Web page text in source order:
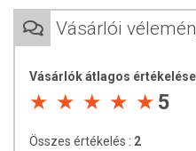
TOVÁBBI
Tárolás:
Forgalmazza:Multi 4U
Vásárlói
Vásárlók átlagos értékelése
5
Összes értékelés : 2